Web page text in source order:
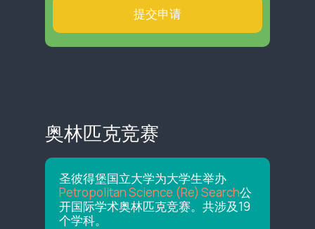
提交申请
圣彼得堡国立大学为大学生举办
Petropolitan Science (Re) Search公
开国际学术奥林匹克竞赛。共涉及19
个学科。
奥林匹克竞赛